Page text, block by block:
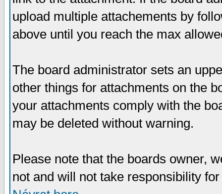
upload multiple attachements by
above until you reach the max
The board administrator sets an
other things for attachments on the
your attachments comply with the
may be deleted without warning.
Please note that the boards owner,
not and will not take responsibility